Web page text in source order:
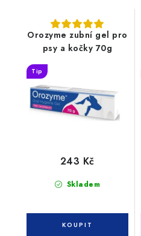
Orozyme zubní gel pro
psy a kočky 70g
Tip
Skladem
243 Kč